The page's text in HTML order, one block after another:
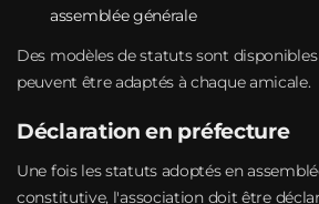
assemblée générale
Des modèles de statuts sont
peuvent être adaptés à chaque amicale.
Déclaration en préfecture
Une fois les statuts adoptés en
constitutive, l'association doit être